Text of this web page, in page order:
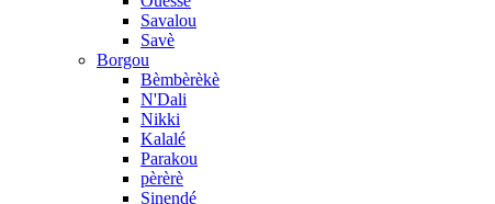
Savalou
Savè
Borgou
Bèmbèrèkè
N'Dali
Nikki
Kalalé
Parakou
pèrèrè
Sinendé